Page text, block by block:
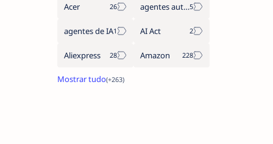
Acer agentes autónomos
agentes de IA AI Act
Aliexpress Amazon